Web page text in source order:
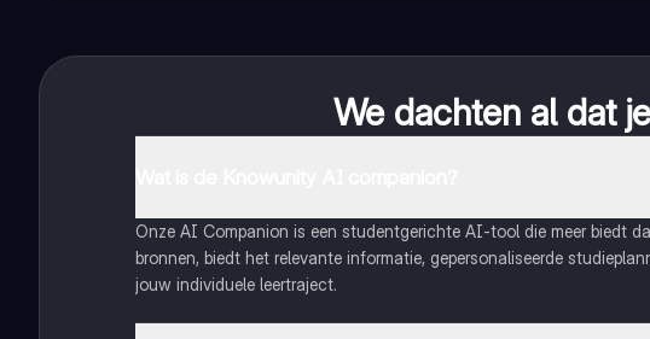
We dachten al dat
Onze AI Companion is een studentgerichte AI-tool die meer biedt
bronnen, biedt het relevante informatie, gepersonaliseerde
jouw individuele leertraject.